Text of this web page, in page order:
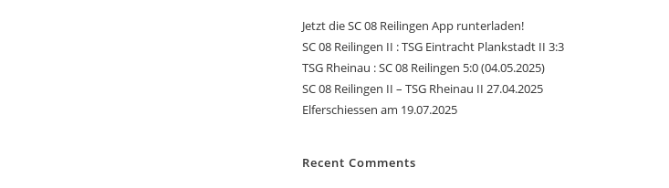
Jetzt die SC 08 Reilingen App runterladen!
SC 08 Reilingen II : TSG Eintracht Plankstadt II 3:3
TSG Rheinau : SC 08 Reilingen 5:0 (04.05.2025)
SC 08 Reilingen II – TSG Rheinau II 27.04.2025
Elferschiessen am 19.07.2025
Recent Comments